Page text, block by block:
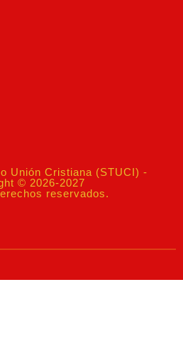
Unión Cristiana (STUCI) -
© 2026-2027
reservados.